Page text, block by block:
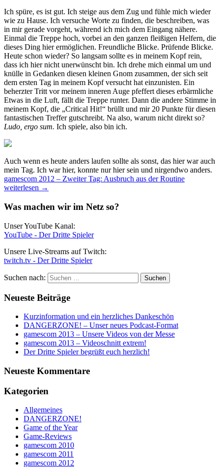
Ich spüre, es ist gut. Ich steige aus dem Zug und fühle mich wieder
wie zu Hause. Ich versuche Worte zu finden, die beschreiben, was
in mir gerade vorgeht, während ich mich dem Eingang nähere.
Einmal die Treppe hoch, vorbei an den ganzen fleißigen Helfern, die
dieses Ding hier ermöglichen. Freundliche Blicke. Prüfende Blicke.
Heute schon wieder? So langsam sollte es in meinem Kopf rein,
dass ich hier nicht unerwünscht bin. Ich drehe mich einmal um und
knülle in Gedanken diesen kleinen Gnom zusammen, der sich seit
dem ersten Tag in meinem Kopf versucht hat einzunisten. Ein
beherzter Tritt vor meinem inneren Auge pfeffert dieses erbärmliche
Etwas in die Luft, fällt die Treppe runter. Dann die andere Stimme in
meinem Kopf, die „Critical Hit!“ brüllt und mir 20 Punkte für diesen
fantastischen Treffer gutschreibt. Na also, warum nicht direkt so?
Ludo, ergo sum. Ich spiele, also bin ich.
Auch wenn es heute anders laufen sollte als sonst, das hier war auch
mein Tag. Ich war hier, konnte nur hier sein und nirgendwo anders.
gamescom 2012 – Zweiter Tag: Ausbruch aus der Routine
weiterlesen →
Was machen wir im Netz so?
Unser YouTube Kanal:
YouTube - Der Dritte Spieler
Unsere Live-Streams auf Twitch:
twitch.tv - Der Dritte Spieler
Suchen nach:
Neueste Beiträge
Kurzinformation und ein herzliches Dankeschön
DANGERZONE! – Unser neues Podcast-Format
gamescom 2013 – Unsere Videos von der Messe
gamescom 2013 – Videoschnitt extrem!
Der Dritte Spieler begrüßt euch herzlich!
Neueste Kommentare
Kategorien
Allgemeines
DANGERZONE!
Game of the Year
Game-Reviews
gamescom 2010
gamescom 2011
gamescom 2012